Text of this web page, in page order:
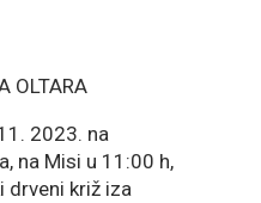
OLTARA
2023. na
na Misi u 11:00 h,
drveni križ iza